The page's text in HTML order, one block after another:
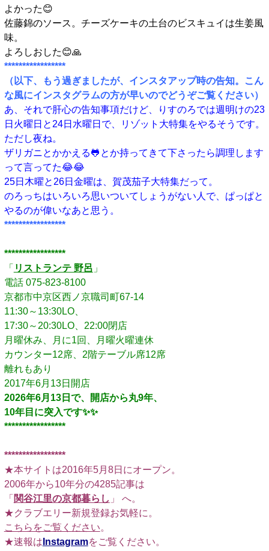
よかった😊
佐藤錦のソース。チーズケーキの土台のビスキュイは生姜風
味。
よろしおした😊🙏
*****************
（以下、もう過ぎましたが、インスタアップ時の告知。こん
な風にインスタグラムの方が早いのでどうぞご覧ください）
あ、それで肝心の告知事項だけど、りすのろでは週明けの23
日火曜日と24日水曜日で、リゾット大特集をやるそうです。
ただし夜ね。
ザリガニとかかえる🐸とか持ってきて下さったら調理します
って言ってた😂😂
25日木曜と26日金曜は、賀茂茄子大特集だって。
のろっちはいろいろ思いついてしょうがない人で、ぱっぱと
やるのが偉いなあと思う。
*****************
*****************
「 リストランテ 野呂 」
電話 075-823-8100
京都市中京区西ノ京職司町67-14
11:30～13:30LO、
17:30～20:30LO、22:00閉店
月曜休み、月に1回、月曜火曜連休
カウンター12席、2階テーブル席12席
離れもあり
2017年6月13日開店
2026年6月13日で、開店から丸9年、
10年目に突入です✨️✨️
*****************
*****************
★本サイトは2016年5月8日にオープン。
2006年から10年分の4285記事は
「 関谷江里の京都暮らし 」 へ。
★クラブエリー新規登録お気軽に。
こちらをご覧ください。
★速報は Instagramをご覧ください。